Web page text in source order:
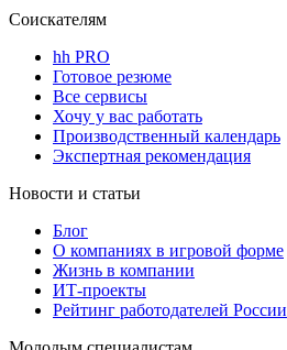
Соискателям
hh PRO
Готовое резюме
Все сервисы
Хочу у вас работать
Производственный календарь
Экспертная рекомендация
Новости и статьи
Блог
О компаниях в игровой форме
Жизнь в компании
ИТ-проекты
Рейтинг работодателей России